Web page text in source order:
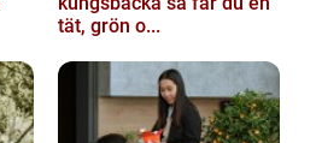
tät, grön o...